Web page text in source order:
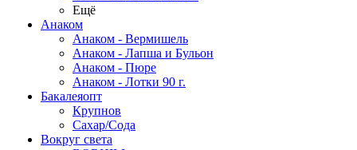
Ещё
Анаком
Анаком - Вермишель
Анаком - Лапша и Бульон
Анаком - Пюре
Анаком - Лотки 90 г.
Бакалеяопт
Крупнов
Сахар/Сода
Вокруг света